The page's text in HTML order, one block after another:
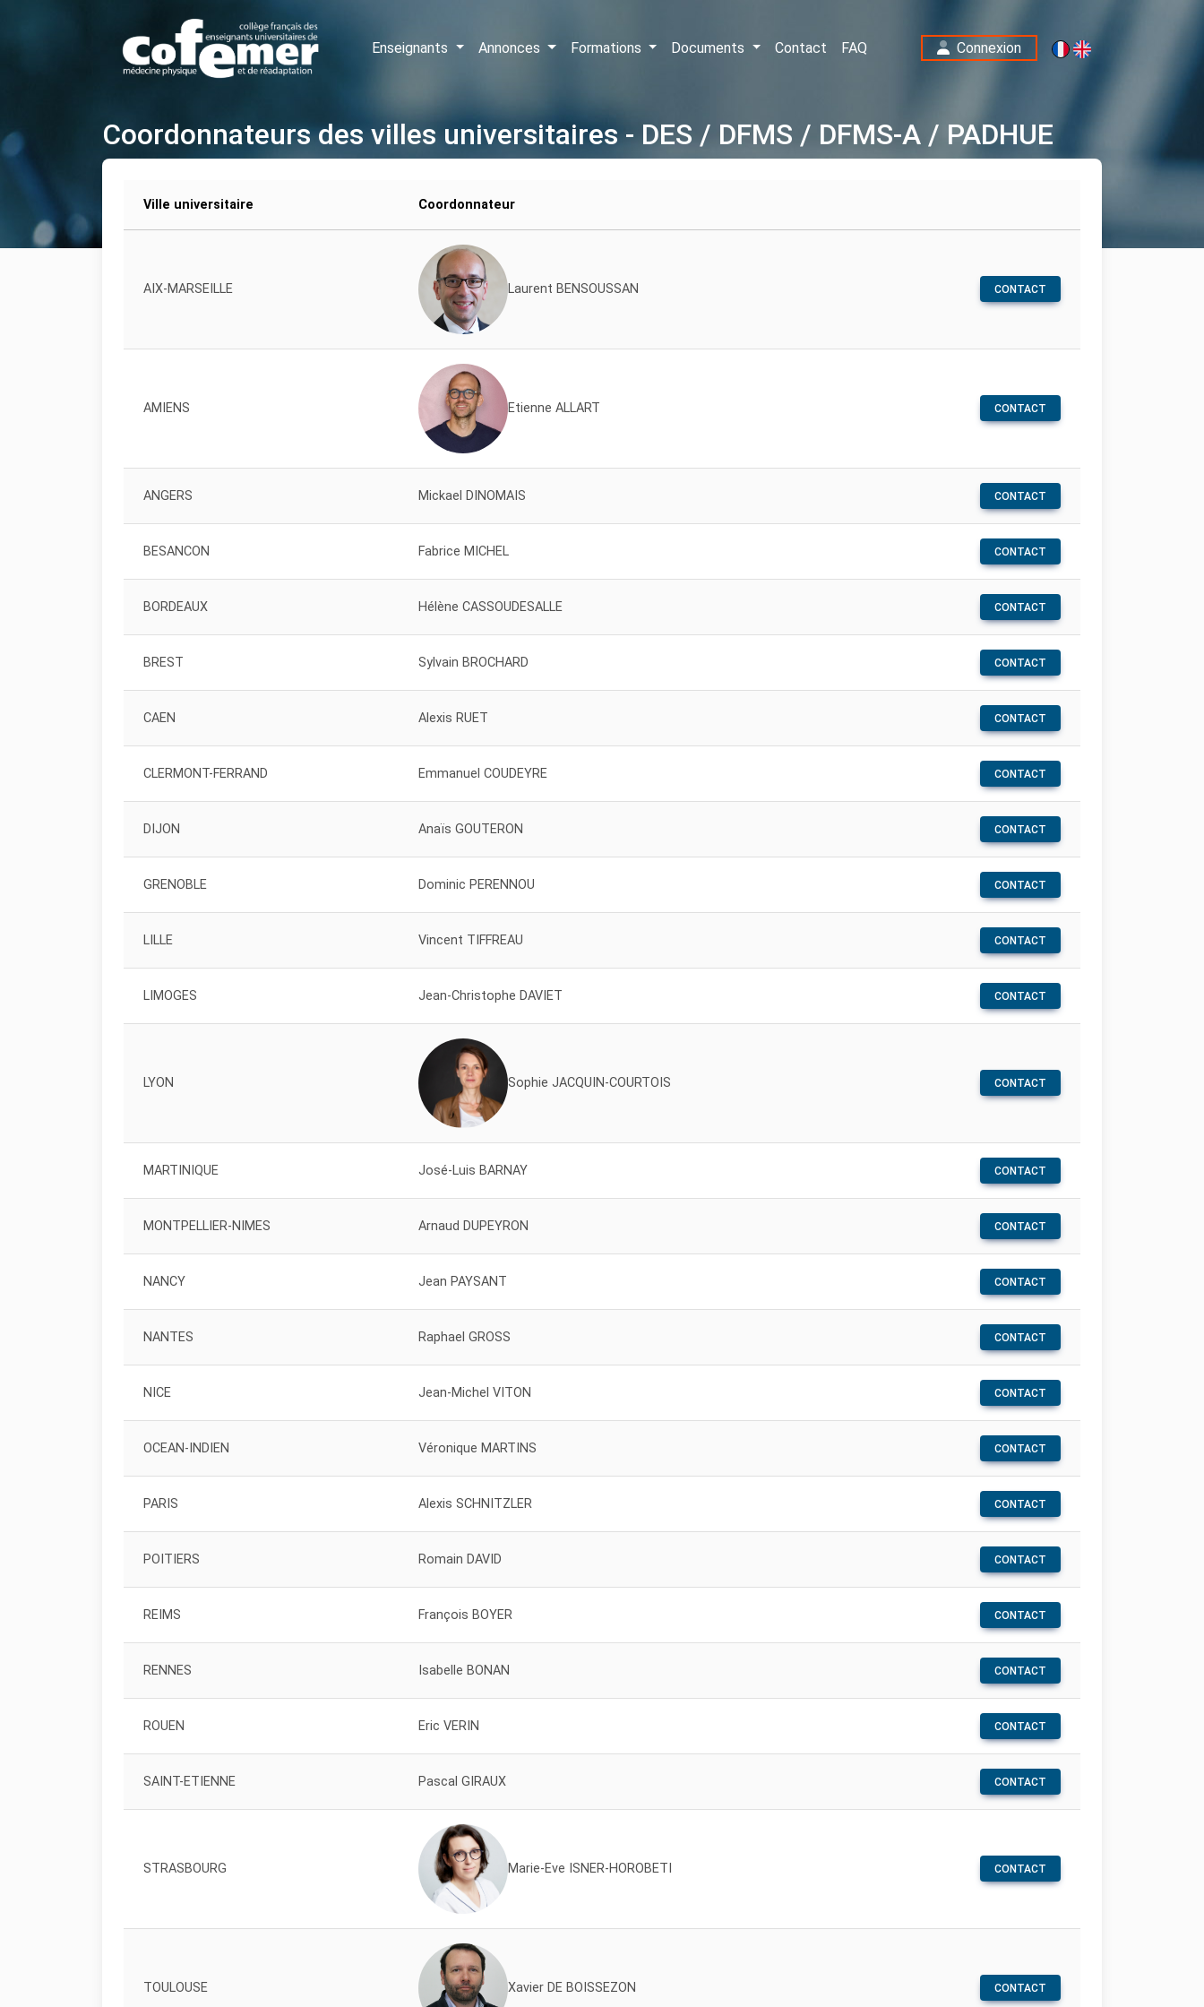
Enseignants Annonces Formations Documents Contact FAQ Connexion
Coordonnateurs des villes universitaires - DES / DFMS / DFMS-A / PADHUE
Ville universitaire Coordonnateur
AIX-MARSEILLE Laurent BENSOUSSAN CONTACT
AMIENS Etienne ALLART CONTACT
ANGERS Mickael DINOMAIS CONTACT
BESANCON Fabrice MICHEL CONTACT
BORDEAUX Hélène CASSOUDESALLE CONTACT
BREST Sylvain BROCHARD CONTACT
CAEN Alexis RUET CONTACT
CLERMONT-FERRAND Emmanuel COUDEYRE CONTACT
DIJON Anaïs GOUTERON CONTACT
GRENOBLE Dominic PERENNOU CONTACT
LILLE Vincent TIFFREAU CONTACT
LIMOGES Jean-Christophe DAVIET CONTACT
LYON Sophie JACQUIN-COURTOIS CONTACT
MARTINIQUE José-Luis BARNAY CONTACT
MONTPELLIER-NIMES Arnaud DUPEYRON CONTACT
NANCY Jean PAYSANT CONTACT
NANTES Raphael GROSS CONTACT
NICE Jean-Michel VITON CONTACT
OCEAN-INDIEN Véronique MARTINS CONTACT
PARIS Alexis SCHNITZLER CONTACT
POITIERS Romain DAVID CONTACT
REIMS François BOYER CONTACT
RENNES Isabelle BONAN CONTACT
ROUEN Eric VERIN CONTACT
SAINT-ETIENNE Pascal GIRAUX CONTACT
STRASBOURG Marie-Eve ISNER-HOROBETI CONTACT
TOULOUSE Xavier DE BOISSEZON CONTACT